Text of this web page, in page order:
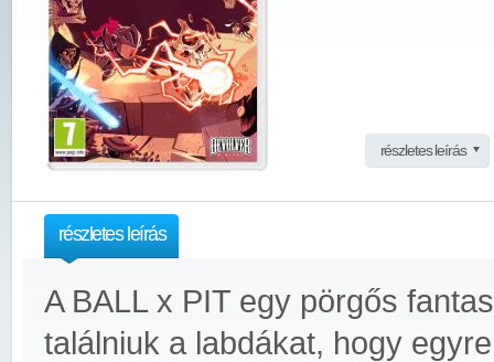
részletes leírás
részletes leírás
A BALL x PIT egy pörgős
találniuk a labdákat, hogy